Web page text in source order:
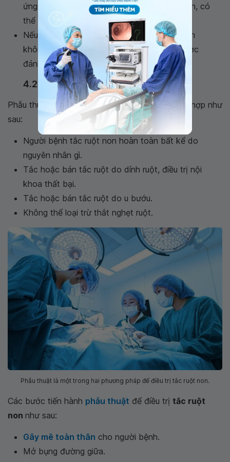
ứng điều trị, bụng của người bệnh sẽ xẹp hơn, có
thể trung tiện và có cảm giác thèm ăn.
Nếu quá 48 giờ mà tình trạng của người bệnh
không cải thiện, việc điều trị nội khoa sẽ được
đánh giá là thất bại.
4.2 Phẫu thuật
Phẫu thuật sẽ được chỉ định đối với các trường hợp như
sau:
Người bệnh tắc ruột non hoàn toàn bất kể do
nguyên nhân gì.
Tắc hoặc bán tắc ruột do dính ruột, điều trị nội
khoa thất bại.
Tắc hoặc bán tắc ruột do u bướu.
Không thể loại trừ thắt nghẹt ruột.
Phẫu thuật là một trong hai phương pháp để điều trị tắc ruột non.
Các bước tiến hành phẫu thuật để điều trị tắc ruột
non như sau:
Gây mê toàn thân cho người bệnh.
Mở bụng đường giữa.